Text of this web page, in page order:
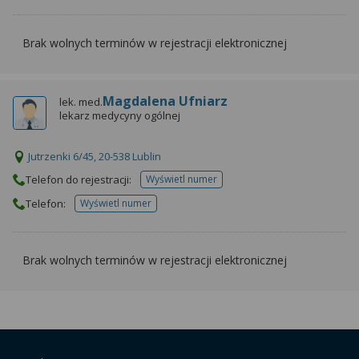
Brak wolnych terminów w rejestracji elektronicznej
lek. med.Magdalena Ufniarz
lekarz medycyny ogólnej
Jutrzenki 6/45, 20-538 Lublin
Telefon do rejestracji:
Wyświetl numertelefonu do rejestracji
Telefon: Wyświetl numertelefonu do placowki
Brak wolnych terminów w rejestracji elektronicznej
możesz też wycofać zgodę na przetwarzanie Twoich
danych tylko w niektórych celach. Jeżeli chcesz
za pomocą „Ustawień zaawansowanych”.
Więcej informacji na temat wykorzystywania
znajdziesz w Regulaminie Serwisu.